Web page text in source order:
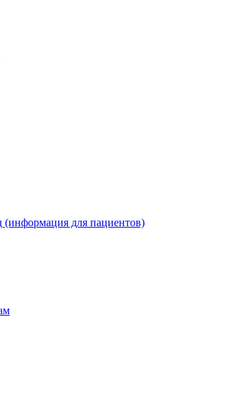
для пациентов)